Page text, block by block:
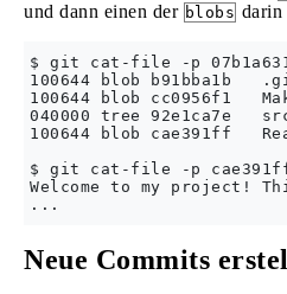
und dann einen der blobs darin
$ git cat-file -p
100644 blob b91bba1b
100644 blob cc0956f1
040000 tree 92e1ca7e
100644 blob cae391ff
$ git cat-file -p
Welcome to my project!
Neue Commits